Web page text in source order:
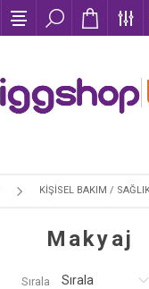
KİŞİSEL BAKIM /
Makyaj
Sırala